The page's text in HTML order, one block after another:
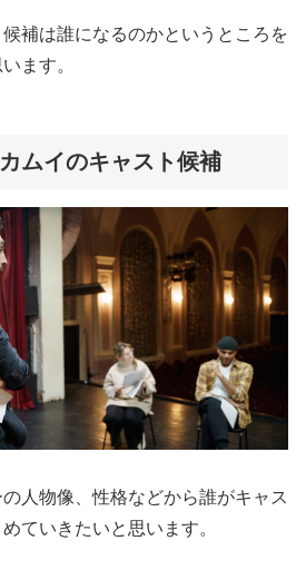
補は誰になるのかというところを
ます。
ムイのキャスト候補
人物像、性格などから誰がキャス
ていきたいと思います。